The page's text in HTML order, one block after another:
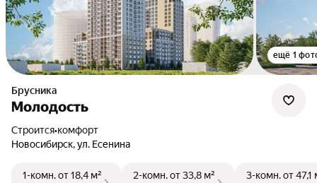
ещё 1
Брусника
Молодость
Строится•комфорт
Новосибирск, ул. Есенина
1-комн.от 18,4 м²
2-комн.от 33,8 м²
3-комн.от 47,1